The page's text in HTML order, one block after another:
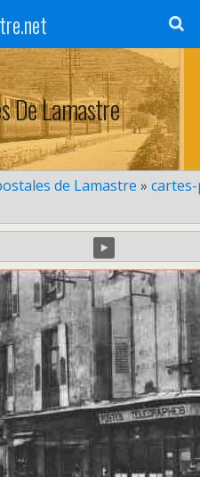
De Lamastre
de Lamastre »